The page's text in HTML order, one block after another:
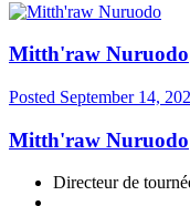
Mitth'raw Nuruodo
Posted September 14,
Mitth'raw Nuruodo
Directeur de